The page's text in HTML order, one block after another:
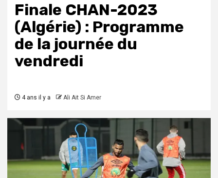
Finale CHAN-2023
(Algérie) : Programme
de la journée du
vendredi
4 ans il y a Ali Ait Si Amer